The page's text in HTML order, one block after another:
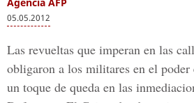
05.05.2012
Las revueltas que imperan en las
obligaron a los militares en el
un toque de queda en las